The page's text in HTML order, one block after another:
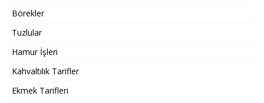
Börekler
Tuzlular
Hamur İşleri
Kahvaltılık Tarifler
Ekmek Tarifleri